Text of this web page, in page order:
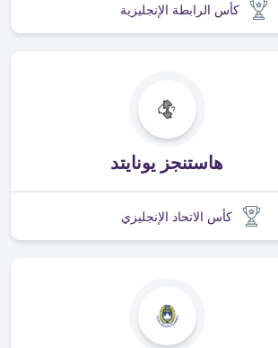
كأس الرابطة الإنجليزية
هاستنجز يونايتد
كأس الاتحاد الإنجليزي